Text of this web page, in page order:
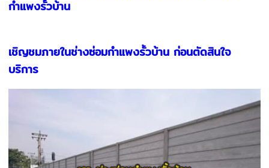
กำแพงรั้วบ้าน
เชิญชมภายในช่างซ่อมกำแพงรั้วบ้าน ก่อนตัดสินใจ
บริการ